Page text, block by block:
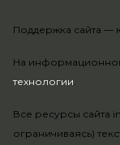
На
технологии.
Все ресурсы сайта
ограничиваясь)
Поддержка сайта —